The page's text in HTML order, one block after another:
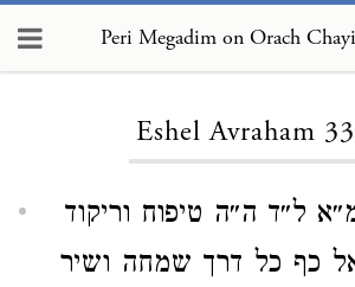
Eshel Avraham
ל״ד ה״ה טיפוח וריקוד
כף כל דרך שמחה ושיר